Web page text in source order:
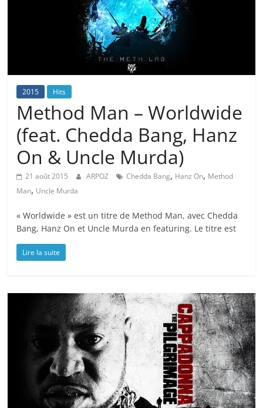
2015 Hits
Method Man – Worldwide
(feat. Chedda Bang, Hanz
On & Uncle Murda)
21 août 2015 ARPOZ Chedda Bang, Hanz On, Method
Man, Uncle Murda
« Worldwide » est un titre de Method Man, avec Chedda
Bang, Hanz On et Uncle Murda en featuring. Le titre est
Lire la suite